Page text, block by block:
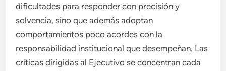
dificultades para responder con precisión y
solvencia, sino que además adoptan
comportamientos poco acordes con la
responsabilidad institucional que desempeñan. Las
críticas dirigidas al Ejecutivo se concentran cada